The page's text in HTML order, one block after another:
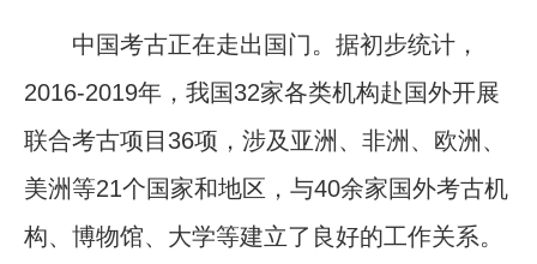
中国考古正在走出国门。据初步统计，
2016-2019年，我国32家各类机构赴国外开展
联合考古项目36项，涉及亚洲、非洲、欧洲、
美洲等21个国家和地区，与40余家国外考古机
构、博物馆、大学等建立了良好的工作关系。